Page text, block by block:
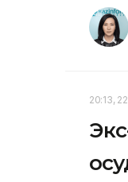
20:13,